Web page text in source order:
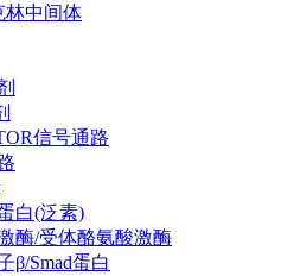
林中间体
信号通路
白(泛素)
酶/受体酪氨酸激酶
β/Smad蛋白